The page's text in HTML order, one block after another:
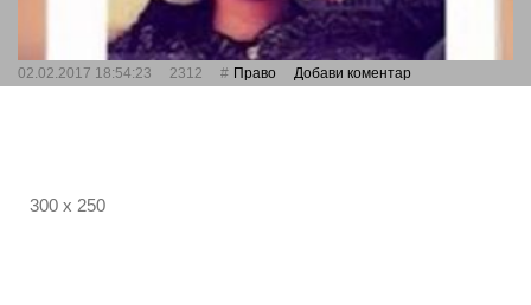
02.02.2017 18:54:23 2312 Право Добави коментар
300 x 250